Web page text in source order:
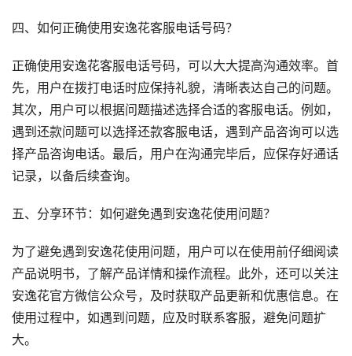
四、如何正确使用安逸花客服电话号码？
正确使用安逸花客服电话号码，可以大大提高沟通效率。首
先，用户在拨打电话时应保持礼貌，清晰表达自己的问题。
其次，用户可以根据问题描述选择合适的客服电话。例如，
遇到还款问题可以选择还款客服电话，遇到产品咨询可以选
择产品咨询电话。最后，用户在沟通完毕后，应保存好通话
记录，以备后续查询。
五、分享环节：如何避免遇到安逸花使用问题？
为了避免遇到安逸花使用问题，用户可以在使用前仔细阅读
产品说明书，了解产品详情和操作流程。此外，还可以关注
安逸花官方微信公众号，及时获取产品更新和优惠信息。在
使用过程中，如遇到问题，应及时联系客服，避免问题扩
大。